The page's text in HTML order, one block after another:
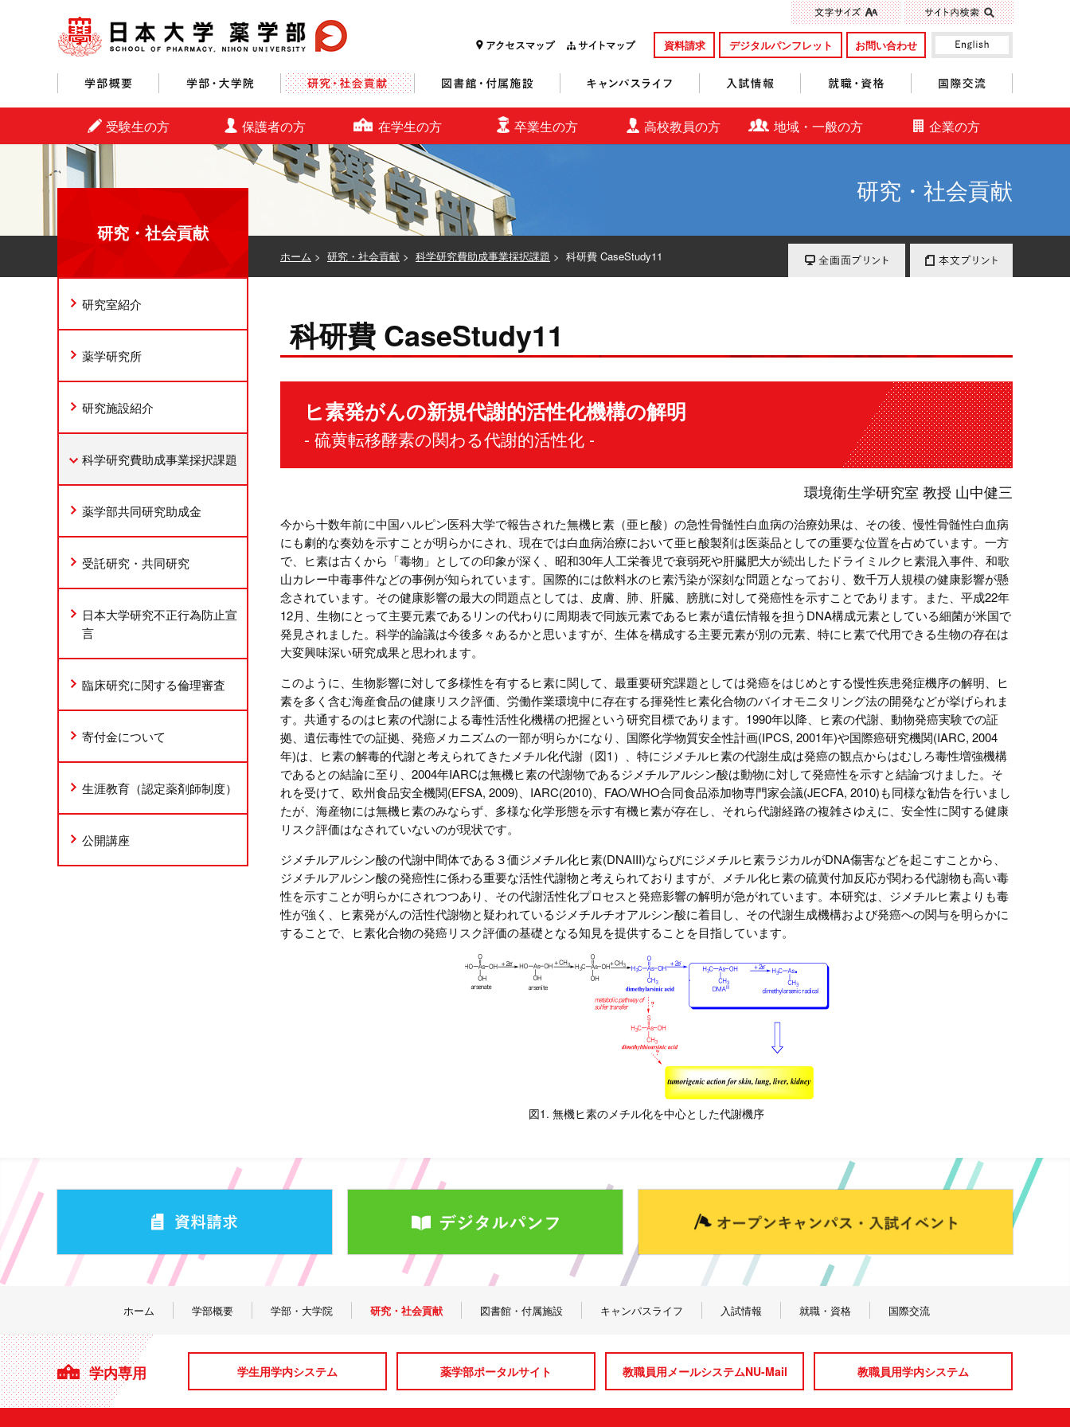
資料請求 デジタルパンフレット お問い合わせ
受験生の方 保護者の方 在学生の方 卒業生の方 高校教員の方 地域・一般の方 企業の方
研究・社会貢献
ホーム > 研究・社会貢献 > 科学研究費助成事業採択課題 > 科研費 CaseStudy11
科研費 CaseStudy11
ヒ素発がんの新規代謝的活性化機構の解明
- 硫黄転移酵素の関わる代謝的活性化 -
環境衛生学研究室 教授 山中健三
今から十数年前に中国ハルピン医科大学で報告された無機ヒ素（亜ヒ酸）の急性骨髄性白血病の治療効果は、その後、慢性骨髄性白血病
にも劇的な奏効を示すことが明らかにされ、現在では白血病治療において亜ヒ酸製剤は医薬品としての重要な位置を占めています。一方
で、ヒ素は古くから「毒物」としての印象が深く、昭和30年人工栄養児で衰弱死や肝臓肥大が続出したドライミルクヒ素混入事件、和歌
山カレー中毒事件などの事例が知られています。国際的には飲料水のヒ素汚染が深刻な問題となっており、数千万人規模の健康影響が懸
念されています。その健康影響の最大の問題点としては、皮膚、肺、肝臓、膀胱に対して発癌性を示すことであります。また、平成22年
12月、生物にとって主要元素であるリンの代わりに周期表で同族元素であるヒ素が遺伝情報を担うDNA構成元素としている細菌が米国で
発見されました。科学的論議は今後多々あるかと思いますが、生体を構成する主要元素が別の元素、特にヒ素で代用できる生物の存在は
大変興味深い研究成果と思われます。
このように、生物影響に対して多様性を有するヒ素に関して、最重要研究課題としては発癌をはじめとする慢性疾患発症機序の解明、ヒ
素を多く含む海産食品の健康リスク評価、労働作業環境中に存在する揮発性ヒ素化合物のバイオモニタリング法の開発などが挙げられま
す。共通するのはヒ素の代謝による毒性活性化機構の把握という研究目標であります。1990年以降、ヒ素の代謝、動物発癌実験での証
拠、遺伝毒性での証拠、発癌メカニズムの一部が明らかになり、国際化学物質安全性計画(IPCS, 2001年)や国際癌研究機関(IARC, 2004
年)は、ヒ素の解毒的代謝と考えられてきたメチル化代謝（図1）、特にジメチルヒ素の代謝生成は発癌の観点からはむしろ毒性増強機構
であるとの結論に至り、2004年IARCは無機ヒ素の代謝物であるジメチルアルシン酸は動物に対して発癌性を示すと結論づけました。そ
れを受けて、欧州食品安全機関(EFSA, 2009)、IARC(2010)、FAO/WHO合同食品添加物専門家会議(JECFA, 2010)も同様な勧告を行いまし
たが、海産物には無機ヒ素のみならず、多様な化学形態を示す有機ヒ素が存在し、それら代謝経路の複雑さゆえに、安全性に関する健康
リスク評価はなされていないのが現状です。
ジメチルアルシン酸の代謝中間体である３価ジメチル化ヒ素(DNAIII)ならびにジメチルヒ素ラジカルがDNA傷害などを起こすことから、
ジメチルアルシン酸の発癌性に係わる重要な活性代謝物と考えられておりますが、メチル化ヒ素の硫黄付加反応が関わる代謝物も高い毒
性を示すことが明らかにされつつあり、その代謝活性化プロセスと発癌影響の解明が急がれています。本研究は、ジメチルヒ素よりも毒
性が強く、ヒ素発がんの活性代謝物と疑われているジメチルチオアルシン酸に着目し、その代謝生成機構および発癌への関与を明らかに
することで、ヒ素化合物の発癌リスク評価の基礎となる知見を提供することを目指しています。
図1. 無機ヒ素のメチル化を中心とした代謝機序
研究・社会貢献
研究室紹介
薬学研究所
研究施設紹介
科学研究費助成事業採択課題
薬学部共同研究助成金
受託研究・共同研究
日本大学研究不正行為防止宣
言
臨床研究に関する倫理審査
寄付金について
生涯教育（認定薬剤師制度）
公開講座
ホーム 学部概要 学部・大学院 研究・社会貢献 図書館・付属施設 キャンパスライフ 入試情報 就職・資格 国際交流
学内専用 学生用学内システム 薬学部ポータルサイト 教職員用メールシステムNU-Mail 教職員用学内システム